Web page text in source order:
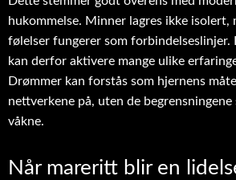
hukommelse. Minner lagres ikke isolert,
følelser fungerer som forbindelseslinjer.
kan derfor aktivere mange ulike
Drømmer kan forstås som hjernens
nettverkene på, uten de
våkne.
Når mareritt blir en